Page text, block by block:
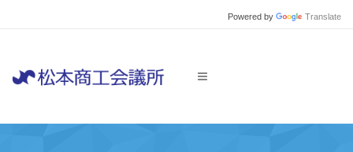
Powered by Translate